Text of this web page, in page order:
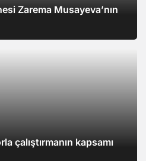
Zarema Musayeva’nın
çalıştırmanın kapsamı